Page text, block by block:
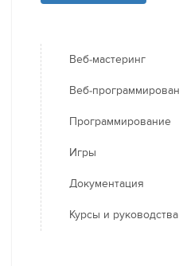
Веб-мастеринг
Веб-
Программирование
Игры
Документация
Курсы и руководства